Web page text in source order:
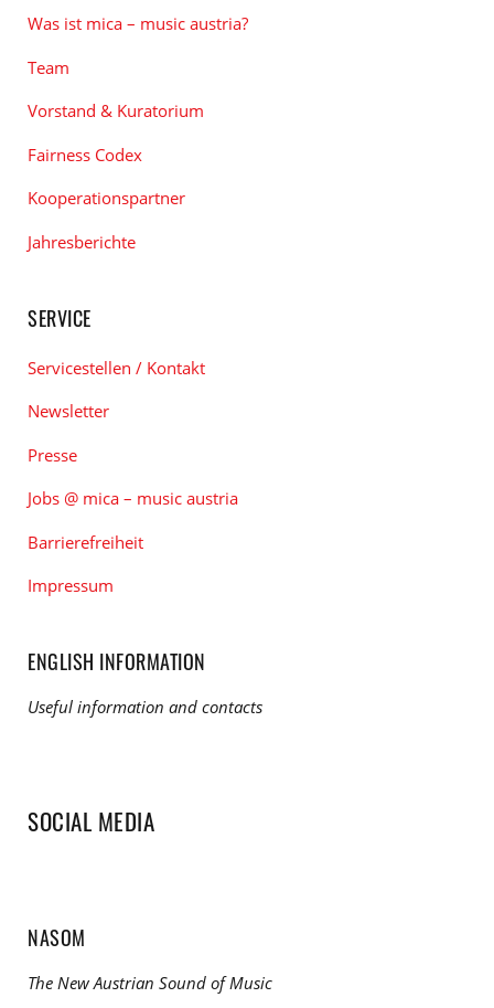
Was ist mica – music austria?
Team
Vorstand & Kuratorium
Fairness Codex
Kooperationspartner
Jahresberichte
SERVICE
Servicestellen / Kontakt
Newsletter
Presse
Jobs @ mica – music austria
Barrierefreiheit
Impressum
ENGLISH INFORMATION
Useful information and contacts
SOCIAL MEDIA
NASOM
The New Austrian Sound of Music